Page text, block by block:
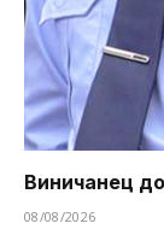
Виничанец
08/08/2026